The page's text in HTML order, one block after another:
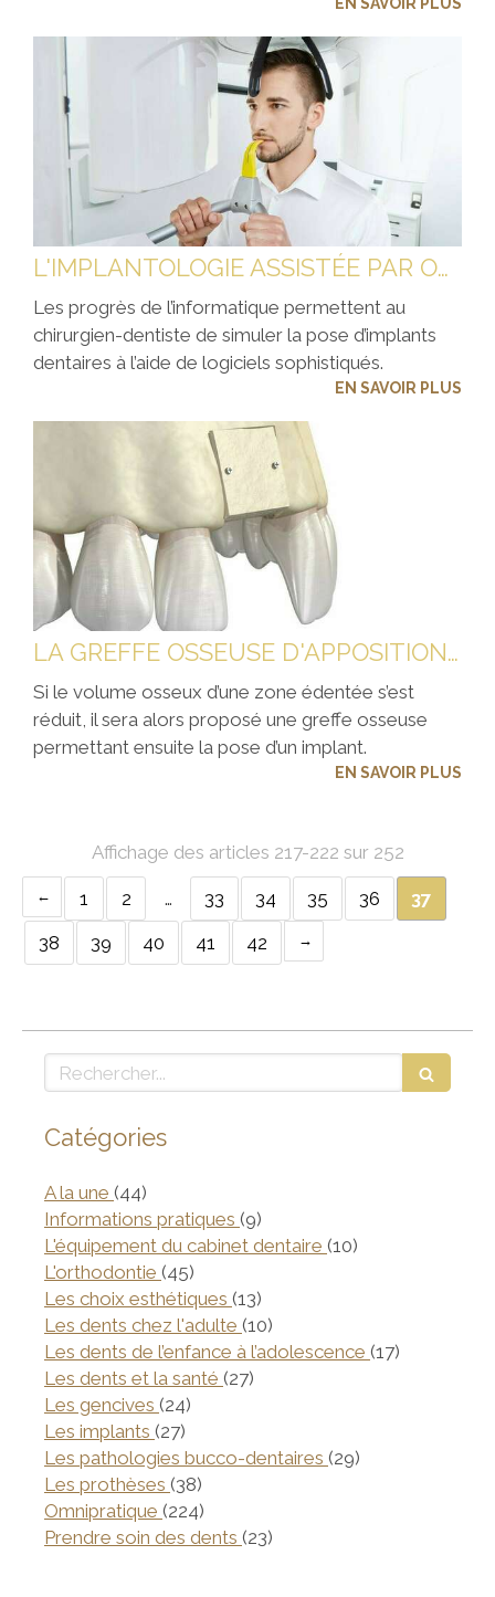
L'IMPLANTOLOGIE ASSISTÉE PAR ORDINATEUR
Les progrès de l’informatique permettent au
chirurgien-dentiste de simuler la pose d’implants
dentaires à l’aide de logiciels sophistiqués.
EN SAVOIR PLUS
LA GREFFE OSSEUSE D'APPOSITION OU GREFFE EN ONLAY
Si le volume osseux d’une zone édentée s’est
réduit, il sera alors proposé une greffe osseuse
permettant ensuite la pose d’un implant.
EN SAVOIR PLUS
Affichage des articles 217-222 sur 252
1 2 … 33 34 35 36
37
38
39 40 41 42
Rechercher
Catégories
A la une (44)
Informations pratiques (9)
L'équipement du cabinet dentaire (10)
L'orthodontie (45)
Les choix esthétiques (13)
Les dents chez l'adulte (10)
Les dents de l’enfance à l’adolescence (17)
Les dents et la santé (27)
Les gencives (24)
Les implants (27)
Les pathologies bucco-dentaires (29)
Les prothèses (38)
Omnipratique (224)
Prendre soin des dents (23)